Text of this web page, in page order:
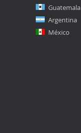
Guatemala
Argentina
México